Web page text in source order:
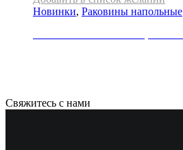
Новинки, Раковины напольные
Свяжитесь с нами